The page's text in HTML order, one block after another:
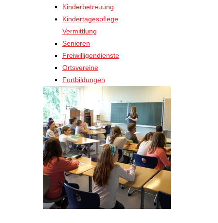
Kinderbetreuung
Kindertagespflege
Vermittlung
Senioren
Freiwilligendienste
Ortsvereine
Fortbildungen